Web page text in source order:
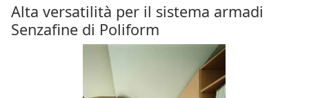
Alta versatilità per il sistema armadi
Senzafine di Poliform